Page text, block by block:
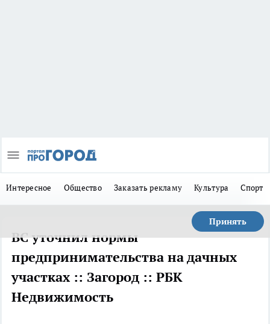
Интересное Общество Заказать рекламу Культура Спорт
Принять
ВС уточнил нормы
предпринимательства на дачных
участках :: Загород :: РБК
Недвижимость